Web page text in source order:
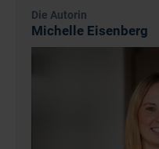
Die Autorin
Michelle Eisenberg